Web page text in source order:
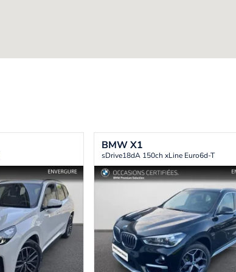
BMWX1
sDrive18dA 150ch xLine Euro6d-T